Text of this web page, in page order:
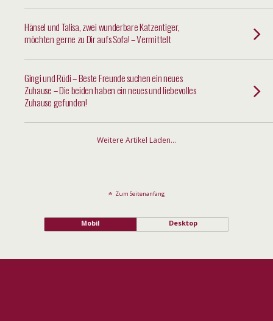
Hänsel und Talisa, zwei wunderbare Katzentiger,
möchten gerne zu Dir aufs Sofa! – Vermittelt
Gingi und Rüdi – Beste Freunde suchen ein neues
Zuhause – Die beiden haben ein neues und liebevolles
Zuhause gefunden!
Weitere Artikel Laden…
Zum Seitenanfang
Mobil Desktop